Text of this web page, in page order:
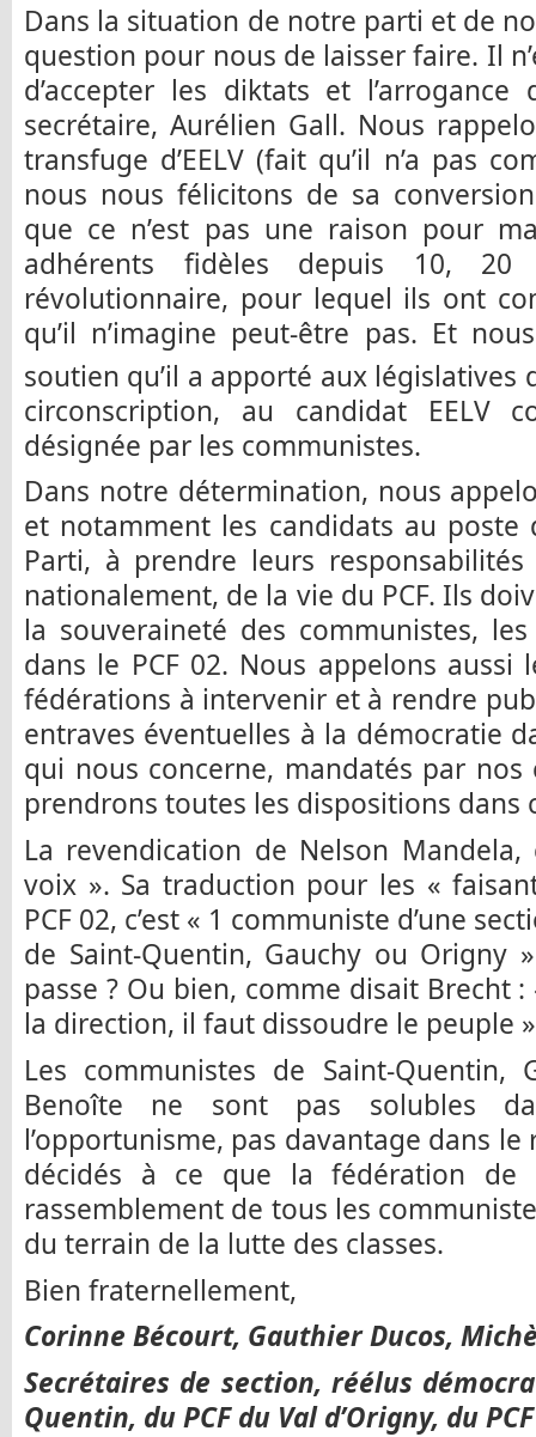
Dans la situation de notre parti et de
question pour nous de laisser faire. Il
d’accepter les diktats et
secrétaire, Aurélien Gall. Nous
transfuge d’EELV (fait qu’il n’a pas
nous nous félicitons de sa
que ce n’est pas une raison pour
adhérents fidèles depuis 10,
révolutionnaire, pour lequel ils ont
qu’il n’imagine peut-être pas. Et
soutien qu’il a apporté aux législatives
circonscription, au candidat EELV
désignée par les communistes.
Dans notre détermination, nous
et notamment les candidats au poste
Parti, à prendre leurs
nationalement, de la vie du PCF. Ils
la souveraineté des communistes,
dans le PCF 02. Nous appelons aussi
fédérations à intervenir et à rendre
entraves éventuelles à la démocratie
qui nous concerne, mandatés par
prendrons toutes les dispositions dans
La revendication de Nelson
voix ». Sa traduction pour les «
PCF 02, c’est « 1 communiste d’une
de Saint-Quentin, Gauchy ou Origny
passe ? Ou bien, comme disait Brecht
la direction, il faut dissoudre le peuple
Les communistes de Saint-Quentin,
Benoîte ne sont pas solubles
l’opportunisme, pas davantage dans
décidés à ce que la fédération de
rassemblement de tous les
du terrain de la lutte des classes.
Bien fraternellement,
Corinne Bécourt, Gauthier Ducos,
Secrétaires de section, réélus
Quentin, du PCF du Val d’Origny, du